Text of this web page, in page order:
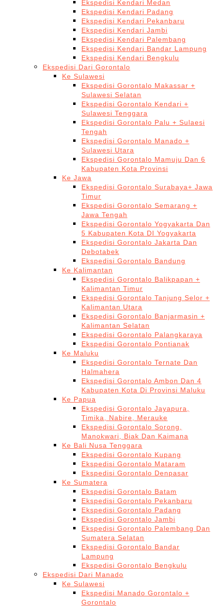
Ekspedisi Kendari Medan
Ekspedisi Kendari Padang
Ekspedisi Kendari Pekanbaru
Ekspedisi Kendari Jambi
Ekspedisi Kendari Palembang
Ekspedisi Kendari Bandar Lampung
Ekspedisi Kendari Bengkulu
Ekspedisi Dari Gorontalo
Ke Sulawesi
Ekspedisi Gorontalo Makassar +
Sulawesi Selatan
Ekspedisi Gorontalo Kendari +
Sulawesi Tenggara
Ekspedisi Gorontalo Palu + Sulaesi
Tengah
Ekspedisi Gorontalo Manado +
Sulawesi Utara
Ekspedisi Gorontalo Mamuju Dan 6
Kabupaten Kota Provinsi
Ke Jawa
Ekspedisi Gorontalo Surabaya+ Jawa
Timur
Ekspedisi Gorontalo Semarang +
Jawa Tengah
Ekspedisi Gorontalo Yogyakarta Dan
5 Kabupaten Kota DI Yogyakarta
Ekspedisi Gorontalo Jakarta Dan
Debotabek
Ekspedisi Gorontalo Bandung
Ke Kalimantan
Ekspedisi Gorontalo Balikpapan +
Kalimantan Timur
Ekspedisi Gorontalo Tanjung Selor +
Kalimantan Utara
Ekspedisi Gorontalo Banjarmasin +
Kalimantan Selatan
Ekspedisi Gorontalo Palangkaraya
Ekspedisi Gorontalo Pontianak
Ke Maluku
Ekspedisi Gorontalo Ternate Dan
Halmahera
Ekspedisi Gorontalo Ambon Dan 4
Kabupaten Kota Di Provinsi Maluku
Ke Papua
Ekspedisi Gorontalo Jayapura,
Timika, Nabire, Merauke
Ekspedisi Gorontalo Sorong,
Manokwari, Biak Dan Kaimana
Ke Bali Nusa Tenggara
Ekspedisi Gorontalo Kupang
Ekspedisi Gorontalo Mataram
Ekspedisi Gorontalo Denpasar
Ke Sumatera
Ekspedisi Gorontalo Batam
Ekspedisi Gorontalo Pekanbaru
Ekspedisi Gorontalo Padang
Ekspedisi Gorontalo Jambi
Ekspedisi Gorontalo Palembang Dan
Sumatera Selatan
Ekspedisi Gorontalo Bandar
Lampung
Ekspedisi Gorontalo Bengkulu
Ekspedisi Dari Manado
Ke Sulawesi
Ekspedisi Manado Gorontalo +
Gorontalo